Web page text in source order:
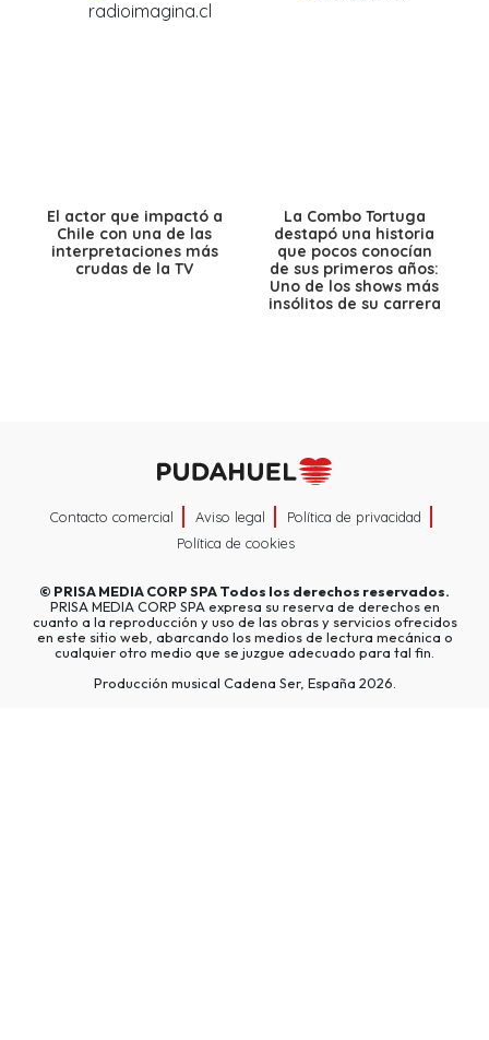
El actor que impactó a
Chile con una de las
interpretaciones más
crudas de la TV
La Combo Tortuga
destapó una historia
que pocos conocían
de sus primeros años:
Uno de los shows más
insólitos de su carrera
Contacto comercial Aviso legal
Política de privacidad
Política de cookies
© PRISA MEDIA CORP SPATodos los derechos reservados.
PRISA MEDIA CORP SPA expresa su reserva de derechos en
cuanto a la reproducción y uso de las obras y servicios ofrecidos
en este sitio web, abarcando los medios de lectura mecánica o
cualquier otro medio que se juzgue adecuado para tal fin.
Producción musical Cadena Ser, España 2026.